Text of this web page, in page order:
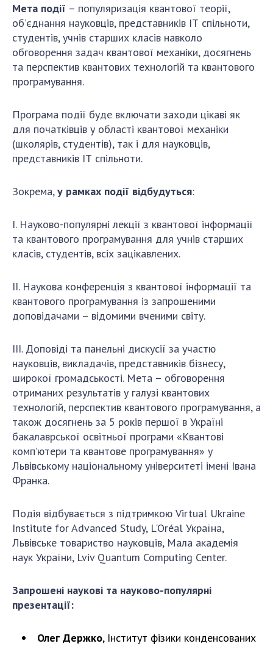
надбання
Центри колективного користування
науковими приладами НАН України
Оцінювання ефективності діяльності
наукових установ
Конкурси наукових досліджень НАН України
Підготовка наукових кадрів
Робота з молоддю
МІЖНАРОДНЕ СПІВРОБІТНИЦТВО
Міжнародні угоди
Міжнародні програми та конкурси
Нормативні акти НАН України
Державний бюджет НАН України
Бланки документів
НОВИНИ
ЗАСІДАННЯ ПРЕЗИДІЇ НАН УКРАЇНИ
НАУКОВІ ВИДАННЯ
МЕДІА ПРО НАС
АКАДЕМІЯ КОМЕНТУЄ
ПРОФСПІЛКА НАН УКРАЇНИ
КАБІНЕТ
Мета події – популяризація квантової теорії,
об’єднання науковців, представників ІТ спільноти,
студентів, учнів старших класів навколо
обговорення задач квантової механіки, досягнень
та перспектив квантових технологій та квантового
програмування.
Програма події буде включати заходи цікаві як
для початківців у області квантової механіки
(школярів, студентів), так і для науковців,
представників ІТ спільноти.
Зокрема,у рамках події відбудуться:
I. Науково-популярні лекції з квантової інформації
та квантового програмування для учнів старших
класів, студентів, всіх зацікавлених.
II. Наукова конференція з квантової інформації та
квантового програмування із запрошеними
доповідачами – відомими вченими світу.
III. Доповіді та панельні дискусії за участю
науковців, викладачів, представників бізнесу,
широкої громадськості. Мета – обговорення
отриманих результатів у галузі квантових
технологій, перспектив квантового програмування, а
також досягнень за 5 років першої в Україні
бакалаврської освітньої програми «Квантові
комп’ютери та квантове програмування» у
Львівському національному університеті імені Івана
Франка.
Подія відбувається з підтримкою Virtual Ukraine
Institute for Advanced Study, L'Oréal Україна,
Львівське товариство науковців, Мала академія
наук України, Lviv Quantum Computing Center.
Запрошені наукові та науково-популярні
презентації:
Олег Держко, Інститут фізики конденсованих